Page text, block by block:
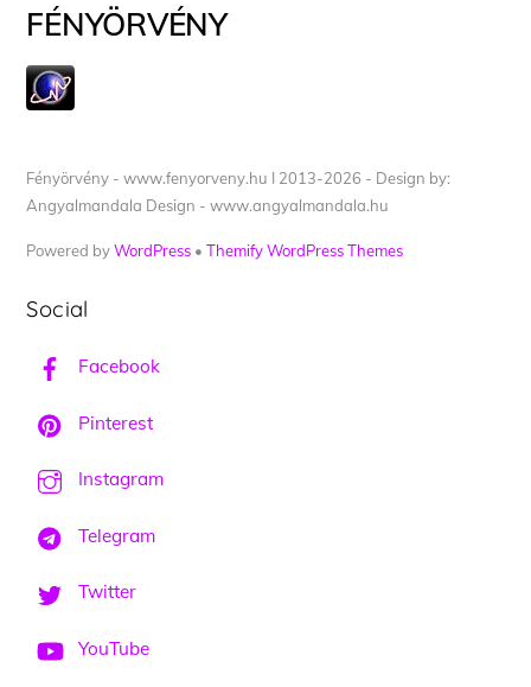
FÉNYÖRVÉNY
Fényörvény - www.fenyorveny.hu I 2013-2026 - Design by:
Angyalmandala Design - www.angyalmandala.hu
Powered byWordPress •Themify WordPress Themes
Social
Facebook
Pinterest
Instagram
Telegram
Twitter
YouTube